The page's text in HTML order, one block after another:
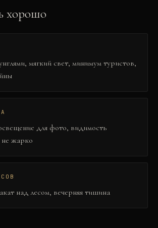
хорошо
мягкий свет, минимум туристов,
для фото, видимость
жарко
над лесом, вечерняя тишина